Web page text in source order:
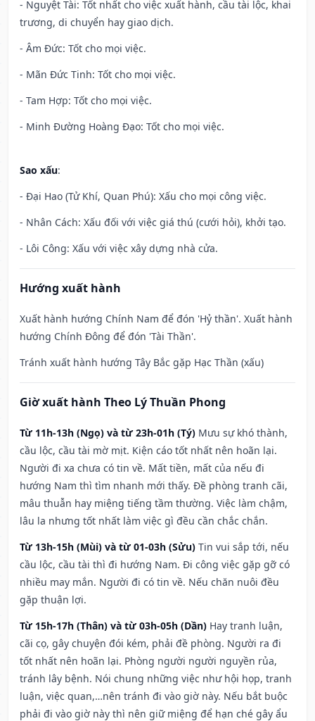
- Nguyệt Tài: Tốt nhất cho việc xuất hành, cầu tài lộc, khai
trương, di chuyển hay giao dịch.
- Âm Đức: Tốt cho mọi việc.
- Mãn Đức Tinh: Tốt cho mọi việc.
- Tam Hợp: Tốt cho mọi việc.
- Minh Đường Hoàng Đạo: Tốt cho mọi việc.
Sao xấu:
- Đại Hao (Tử Khí, Quan Phú): Xấu cho mọi công việc.
- Nhân Cách: Xấu đối với việc giá thú (cưới hỏi), khởi tạo.
- Lôi Công: Xấu với việc xây dựng nhà cửa.
Hướng xuất hành
Xuất hành hướng Chính Nam để đón 'Hỷ thần'. Xuất hành
hướng Chính Đông để đón 'Tài Thần'.
Tránh xuất hành hướng Tây Bắc gặp Hạc Thần (xấu)
Giờ xuất hành Theo Lý Thuần Phong
Từ 11h-13h (Ngọ) và từ 23h-01h (Tý) Mưu sự khó thành,
cầu lộc, cầu tài mờ mịt. Kiện cáo tốt nhất nên hoãn lại.
Người đi xa chưa có tin về. Mất tiền, mất của nếu đi
hướng Nam thì tìm nhanh mới thấy. Đề phòng tranh cãi,
mâu thuẫn hay miệng tiếng tầm thường. Việc làm chậm,
lâu la nhưng tốt nhất làm việc gì đều cần chắc chắn.
Từ 13h-15h (Mùi) và từ 01-03h (Sửu) Tin vui sắp tới, nếu
cầu lộc, cầu tài thì đi hướng Nam. Đi công việc gặp gỡ có
nhiều may mắn. Người đi có tin về. Nếu chăn nuôi đều
gặp thuận lợi.
Từ 15h-17h (Thân) và từ 03h-05h (Dần) Hay tranh luận,
cãi cọ, gây chuyện đói kém, phải đề phòng. Người ra đi
tốt nhất nên hoãn lại. Phòng người người nguyền rủa,
tránh lây bệnh. Nói chung những việc như hội họp, tranh
luận, việc quan,…nên tránh đi vào giờ này. Nếu bắt buộc
phải đi vào giờ này thì nên giữ miệng để hạn ché gây ẩu